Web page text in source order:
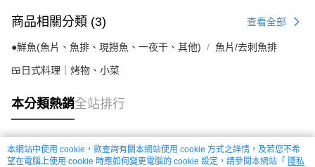
商品相關分類 (3) 查看全部
●鮮魚(魚片、魚排、現撈魚、一夜干、其他) 魚片/去刺魚排
🍱日式料理｜烤物、小菜
本分類熱銷全站排行
熱門標籤
本網站中使用 cookie，欲查詢有關本網站使用 cookie 方式之詳情，及若您不希
望在電腦上使用 cookie 時應如何變更電腦的 cookie 設定，請參閱本網站「 隱私